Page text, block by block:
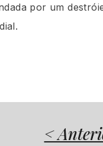
por um
<